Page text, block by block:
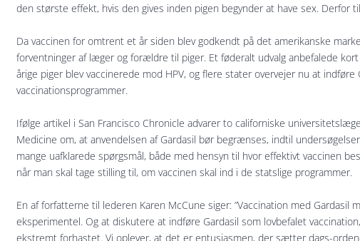
den største effekt, hvis den gives inden pigen begynder at have sex. Derfor
Da vaccinen for omtrent et år siden blev godkendt på det amerikanske
forventninger af læger og forældre til piger. Et føderalt udvalg anbefalede
årige piger blev vaccinerede mod HPV, og flere stater overvejer nu at indføre
vaccinationsprogrammer.
Ifølge artikel i San Francisco Chronicle advarer to californiske
Medicine om, at anvendelsen af Gardasil bør begrænses, indtil
mange uafklarede spørgsmål, både med hensyn til hvor effektivt vaccinen
når man skal tage stilling til, om vaccinen skal ind i de statslige programmer.
En af forfatterne til lederen Karen McCune siger: ”Vaccination med Gardasil
eksperimentel. Og at diskutere at indføre Gardasil som lovbefalet
ekstremt forhastet. Vi oplever, at det er entusiasmen, der sætter dags-